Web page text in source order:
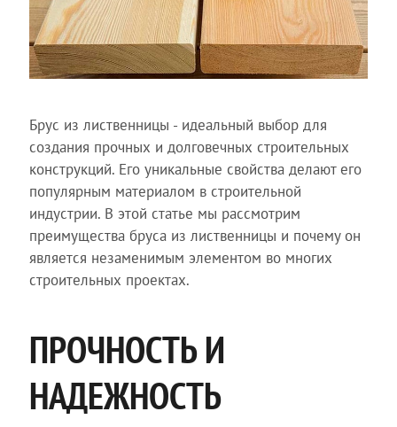
Брус из лиственницы - идеальный выбор для
создания прочных и долговечных строительных
конструкций. Его уникальные свойства делают его
популярным материалом в строительной
индустрии. В этой статье мы рассмотрим
преимущества бруса из лиственницы и почему он
является незаменимым элементом во многих
строительных проектах.
ПРОЧНОСТЬ И
НАДЕЖНОСТЬ